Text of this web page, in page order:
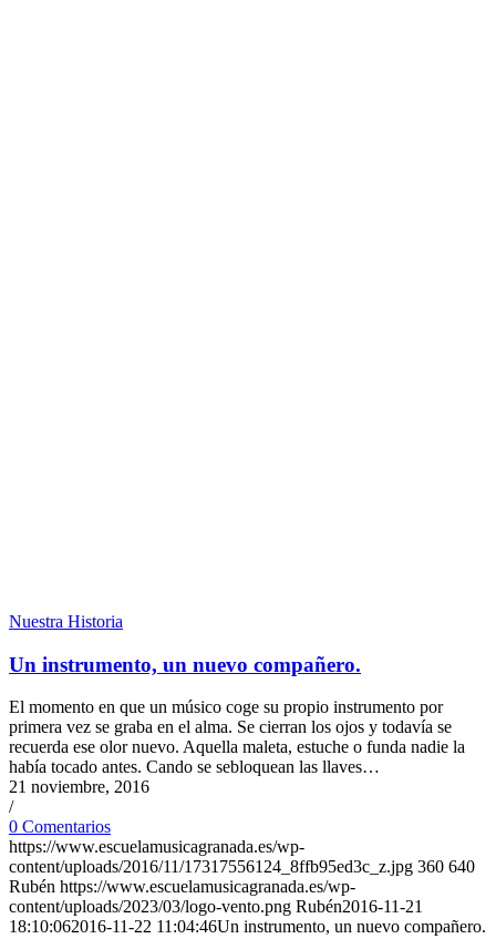
Nuestra Historia
Un instrumento, un nuevo compañero.
El momento en que un músico coge su propio instrumento por
primera vez se graba en el alma. Se cierran los ojos y todavía se
recuerda ese olor nuevo. Aquella maleta, estuche o funda nadie la
había tocado antes. Cando se sebloquean las llaves…
21 noviembre, 2016
/
0 Comentarios
https://www.escuelamusicagranada.es/wp-
content/uploads/2016/11/17317556124_8ffb95ed3c_z.jpg 360 640
Rubén https://www.escuelamusicagranada.es/wp-
content/uploads/2023/03/logo-vento.png Rubén2016-11-21
18:10:062016-11-22 11:04:46Un instrumento, un nuevo compañero.